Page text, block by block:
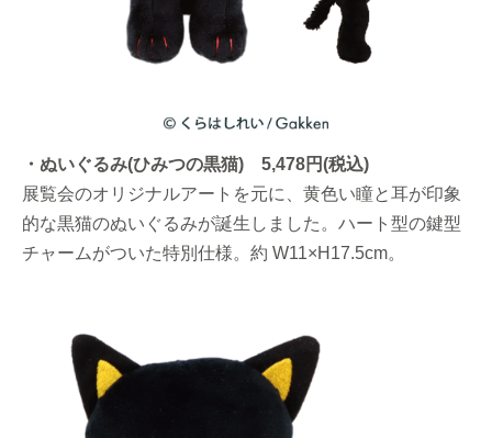
・ぬいぐるみ(ひみつの黒猫) 5,478円(税込)
展覧会のオリジナルアートを元に、黄色い瞳と耳が印象
的な黒猫のぬいぐるみが誕生しました。ハート型の鍵型
チャームがついた特別仕様。約 W11×H17.5cm。